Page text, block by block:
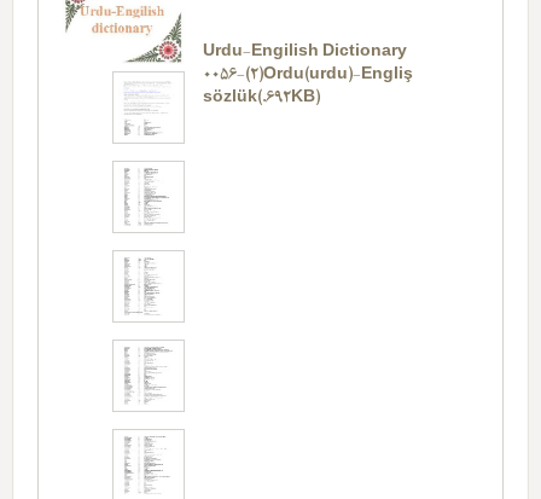
Urdu-Engilish Dictionary
0056-(2)Ordu(urdu)-Engliş
sözlük(.692KB)